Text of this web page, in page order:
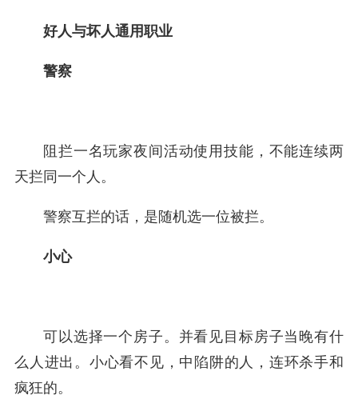
好人与坏人通用职业
警察
阻拦一名玩家夜间活动使用技能，不能连续两
天拦同一个人。
警察互拦的话，是随机选一位被拦。
小心
可以选择一个房子。并看见目标房子当晚有什
么人进出。小心看不见，中陷阱的人，连环杀手和
疯狂的。